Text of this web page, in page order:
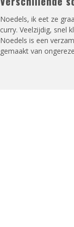
Noedels, ik eet ze
curry. Veelzijdig, snel
Noedels is een
gemaakt van